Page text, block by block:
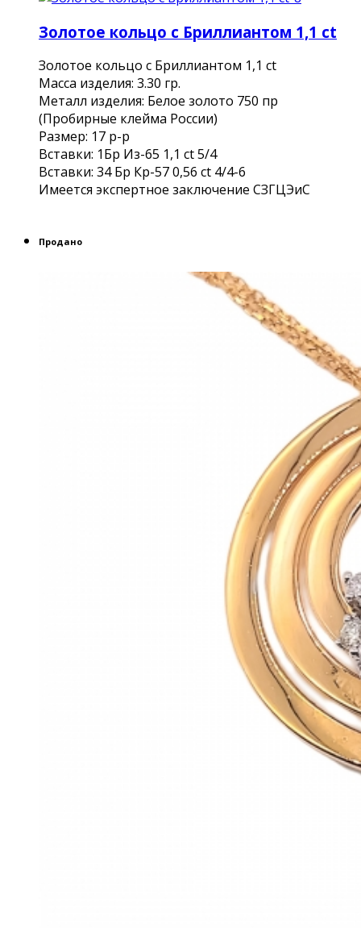
Золотое кольцо с Бриллиантом 1,1 ct
Золотое кольцо с Бриллиантом 1,1 ct
Масса изделия: 3.30 гр.
Металл изделия: Белое золото 750 пр
(Пробирные клейма России)
Размер: 17 р-р
Вставки: 1Бр Из-65 1,1 ct 5/4
Вставки: 34 Бр Кр-57 0,56 ct 4/4-6
Имеется экспертное заключение СЗГЦЭиС
Продано